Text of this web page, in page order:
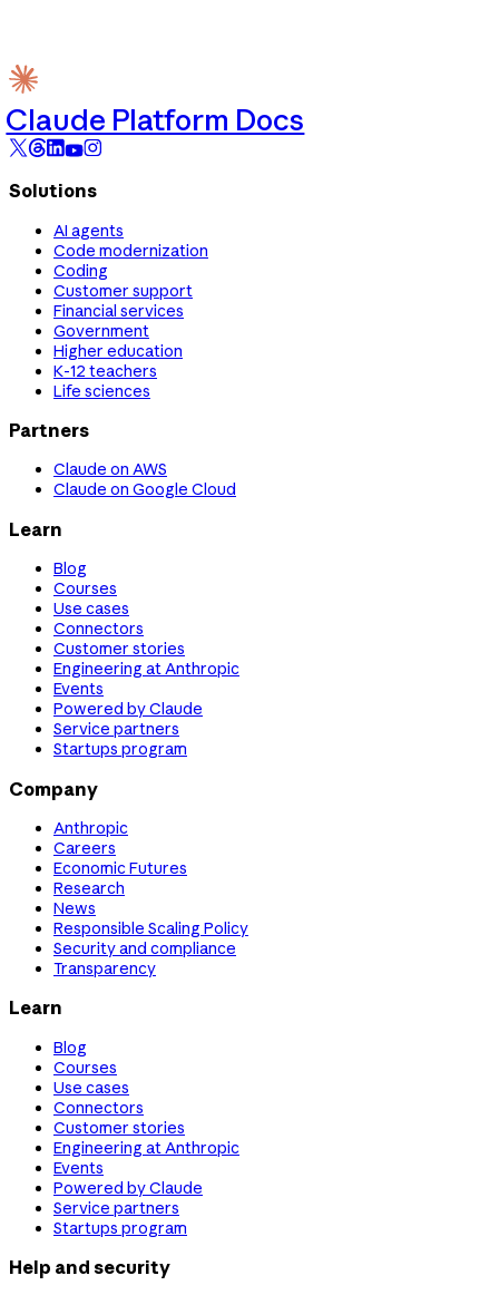
Claude Platform Docs
Solutions
AI agents
Code modernization
Coding
Customer support
Financial services
Government
Higher education
K-12 teachers
Life sciences
Partners
Claude on AWS
Claude on Google Cloud
Learn
Blog
Courses
Use cases
Connectors
Customer stories
Engineering at Anthropic
Events
Powered by Claude
Service partners
Startups program
Company
Anthropic
Careers
Economic Futures
Research
News
Responsible Scaling Policy
Security and compliance
Transparency
Learn
Blog
Courses
Use cases
Connectors
Customer stories
Engineering at Anthropic
Events
Powered by Claude
Service partners
Startups program
Help and security